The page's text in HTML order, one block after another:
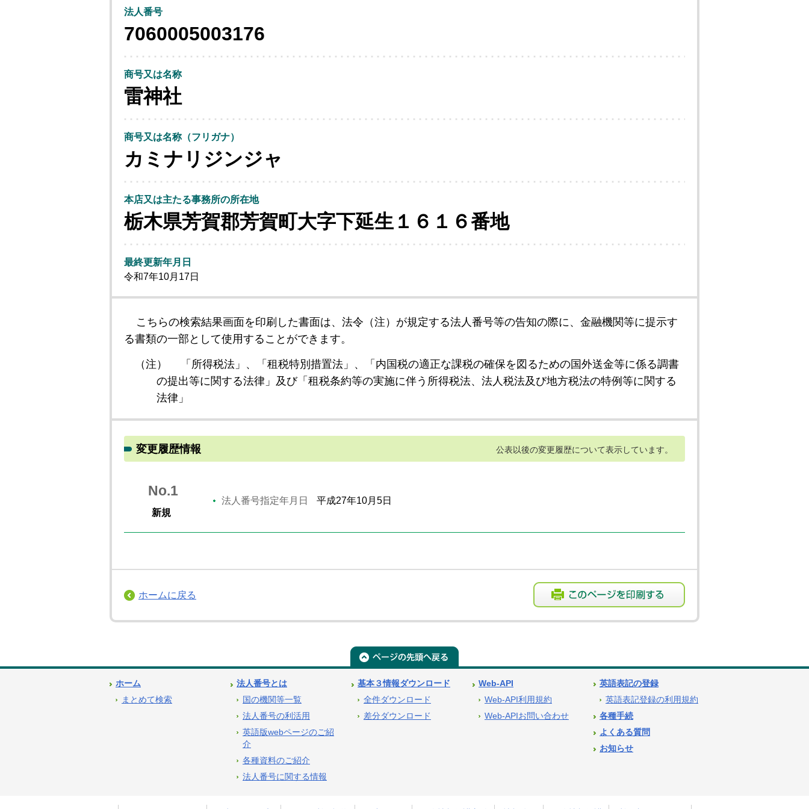
法人番号
7060005003176
商号又は名称
雷神社
商号又は名称（フリガナ）
カミナリジンジャ
本店又は主たる事務所の所在地
栃木県芳賀郡芳賀町大字下延生１６１６番地
最終更新年月日
令和7年10月17日
こちらの検索結果画面を印刷した書面は、法令（注）が規定する法人番号等の告知の際に、金融機関等に提示す
る書類の一部として使用することができます。
（注）
「所得税法」、「租税特別措置法」、「内国税の適正な課税の確保を図るための国外送金等に係る調書
の提出等に関する法律」及び「租税条約等の実施に伴う所得税法、法人税法及び地方税法の特例等に関する
法律」
変更履歴情報 公表以後の変更履歴について表示しています。
No.1
新規
法人番号指定年月日 平成27年10月5日
ホームに戻る
ホーム
まとめて検索
法人番号とは
国の機関等一覧
法人番号の利活用
英語版webページのご紹
介
各種資料のご紹介
法人番号に関する情報
基本３情報ダウンロード
全件ダウンロード
差分ダウンロード
Web-API
Web-API利用規約
Web-APIお問い合わせ
英語表記の登録
英語表記登録の利用規約
各種手続
よくある質問
お知らせ